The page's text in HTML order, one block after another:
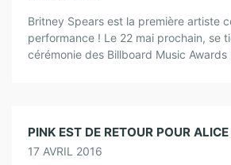
Britney Spears est la première artiste
performance ! Le 22 mai prochain, se
cérémonie des Billboard Music Awards
17 AVRIL 2016